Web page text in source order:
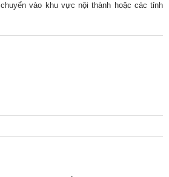
chuyển vào khu vực nội thành hoặc các tỉnh